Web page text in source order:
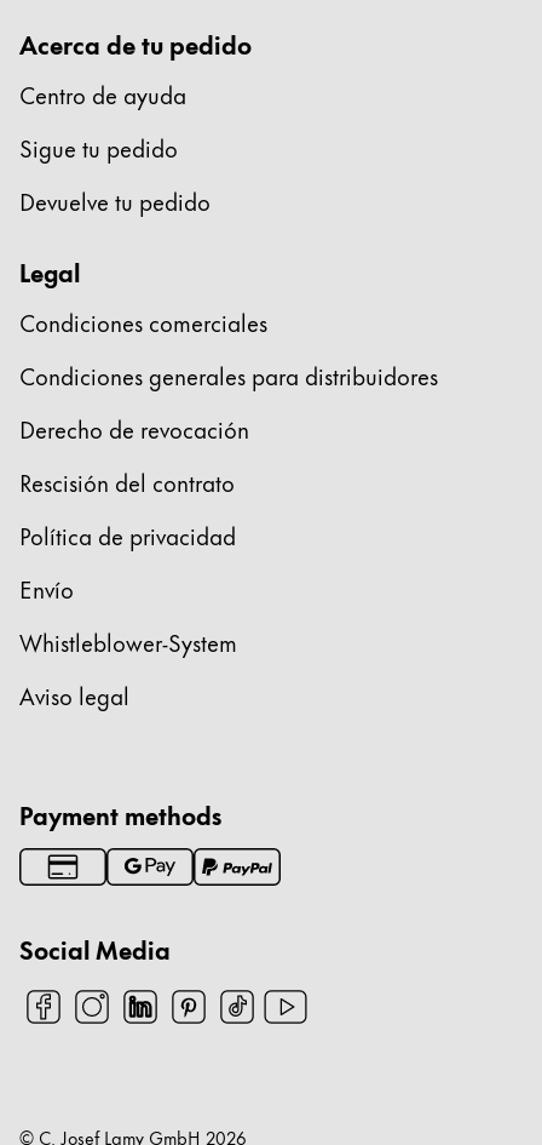
Acerca de tu pedido
Centro de ayuda
Sigue tu pedido
Devuelve tu pedido
Legal
Condiciones comerciales
Condiciones generales para distribuidores
Derecho de revocación
Rescisión del contrato
Política de privacidad
Envío
Whistleblower-System
Aviso legal
Payment methods
Social Media
© C. Josef Lamy GmbH 2026